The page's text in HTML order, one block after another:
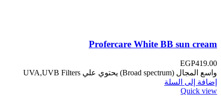
Profercare White BB sun cream
EGP419.00
واسع المجال (Broad spectrum) يحتوي علي UVA,UVB Filters
إضافة إلى السلة
Quick view